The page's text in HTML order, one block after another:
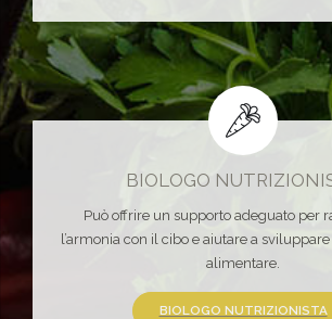
BIOLOGO
Può offrire un supporto adeguato per
l’armonia con il cibo e aiutare a
alimentare.
BIOLOGO NUTRIZIONISTA